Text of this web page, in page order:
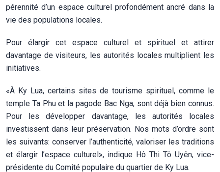
pérennité d’un espace culturel profondément ancré dans la
vie des populations locales.
Pour élargir cet espace culturel et spirituel et attirer
davantage de visiteurs, les autorités locales multiplient les
initiatives.
«À Ky Lua, certains sites de tourisme spirituel, comme le
temple Ta Phu et la pagode Bac Nga, sont déjà bien connus.
Pour les développer davantage, les autorités locales
investissent dans leur préservation. Nos mots d’ordre sont
les suivants: conserver l’authenticité, valoriser les traditions
et élargir l’espace culturel», indique Hô Thi Tô Uyên, vice-
présidente du Comité populaire du quartier de Ky Lua.